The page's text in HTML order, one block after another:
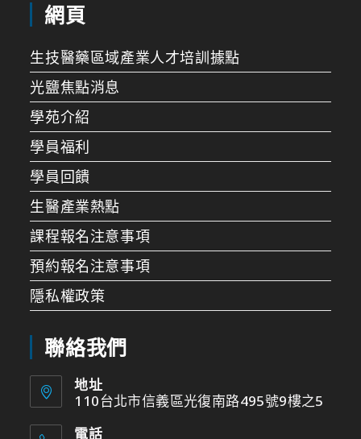
網頁
生技醫藥區域產業人才培訓據點
光鹽焦點消息
學苑介紹
學員福利
學員回饋
生醫產業熱點
課程報名注意事項
預約報名注意事項
隱私權政策
聯絡我們
地址
110台北市信義區光復南路495號9樓之5
電話